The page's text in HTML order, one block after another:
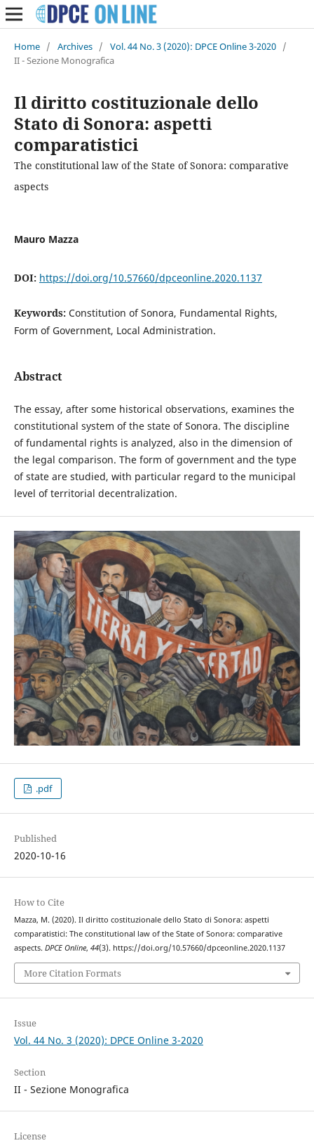
Home / Archives / Vol. 44 No. 3 (2020): DPCE Online 3-2020 /
II - Sezione Monografica
Il diritto costituzionale dello
Stato di Sonora: aspetti
comparatistici
The constitutional law of the State of Sonora: comparative
aspects
Mauro Mazza
DOI: https://doi.org/10.57660/dpceonline.2020.1137
Keywords: Constitution of Sonora, Fundamental Rights,
Form of Government, Local Administration.
Abstract
The essay, after some historical observations, examines the
constitutional system of the state of Sonora. The discipline
of fundamental rights is analyzed, also in the dimension of
the legal comparison. The form of government and the type
of state are studied, with particular regard to the municipal
level of territorial decentralization.
.pdf
Published
2020-10-16
How to Cite
Mazza, M. (2020). Il diritto costituzionale dello Stato di Sonora: aspetti
comparatistici: The constitutional law of the State of Sonora: comparative
aspects. DPCE Online, 44(3). https://doi.org/10.57660/dpceonline.2020.1137
More Citation Formats
Issue
Vol. 44 No. 3 (2020): DPCE Online 3-2020
Section
II - Sezione Monografica
License